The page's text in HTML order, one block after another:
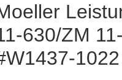
630/ZM
1022